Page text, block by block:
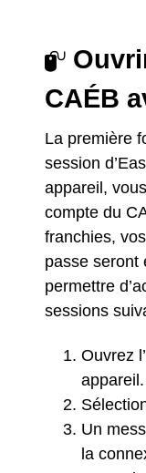
CAÉB
La première
session
appareil,
compte du
franchies,
passe seront
permettre
sessions
Ouvrez
appareil.
Un
la